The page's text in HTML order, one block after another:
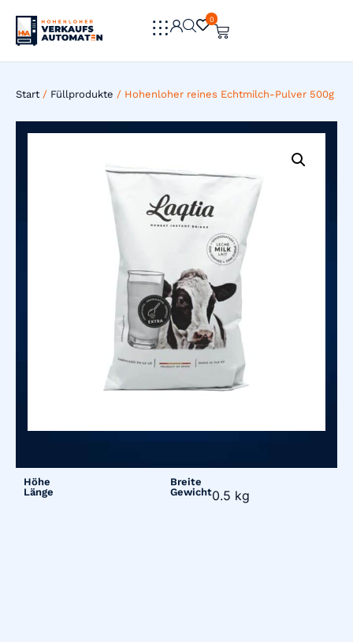
0
0
Start / Füllprodukte / Hohenloher reines Echtmilch-Pulver 500g
Höhe
Breite
Länge
Gewicht0.5 kg